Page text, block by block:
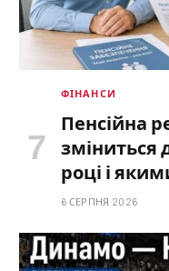
ФІНАНСИ
Пенсійна
зміниться
році і
6 СЕРПНЯ 2026